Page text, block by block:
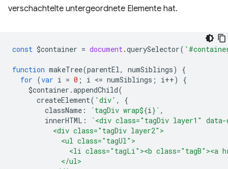
verschachtelte untergeordnete Elemente hat.
const $container = document.querySelector(
function makeTree(parentEl, numSiblings)
{
for (var i = 0 ; i <= numSiblings ; i++)
{
$container .appendChild(
createElement( 'div' ,
{
className : `tagDiv wrap${i} ` ,
innerHTML :
`<div class="tagDiv layer1"
          <div class="tagDiv layer2">
            <ul class="tagUl">
<li class="tagLi"><b class="tagB"><a
            </ul>